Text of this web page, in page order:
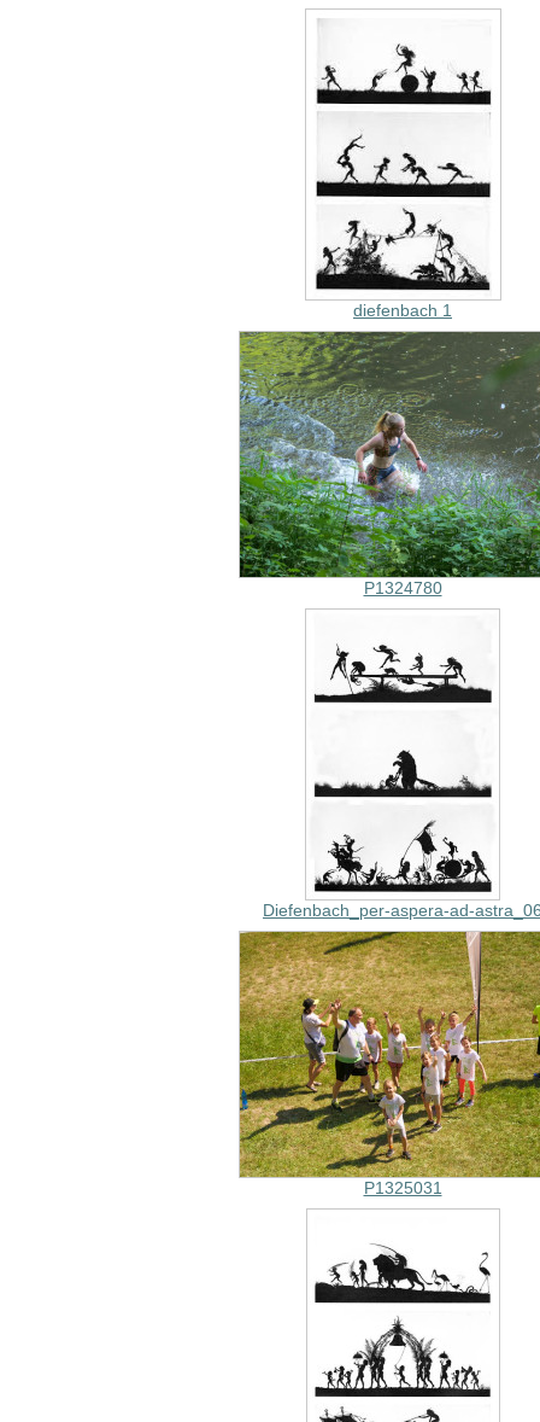
diefenbach 1
P1324780
Diefenbach_per-aspera-ad-
P1325031